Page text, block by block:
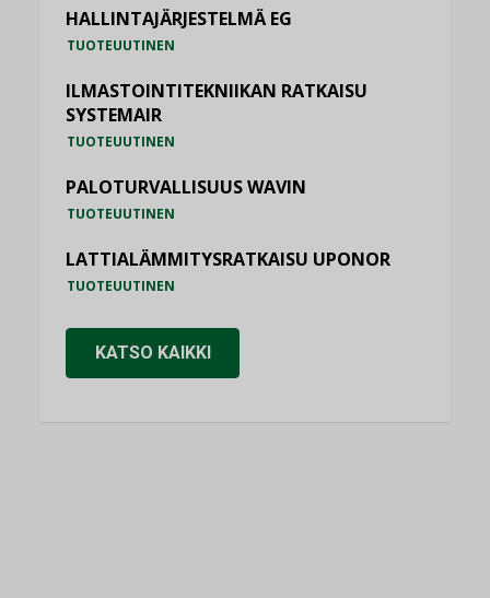
HALLINTAJÄRJESTELMÄ EG
TUOTEUUTINEN
ILMASTOINTITEKNIIKAN RATKAISU
SYSTEMAIR
TUOTEUUTINEN
PALOTURVALLISUUS WAVIN
TUOTEUUTINEN
LATTIALÄMMITYSRATKAISU UPONOR
TUOTEUUTINEN
KATSO KAIKKI